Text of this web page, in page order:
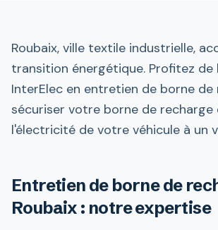
Roubaix, ville textile industrielle,
transition énergétique. Profitez de
InterElec en entretien de borne
sécuriser votre borne de recharge
l'électricité de votre véhicule à un
Entretien de borne de
Roubaix : notre expertise